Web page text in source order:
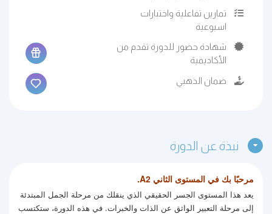
نبذة عن الدورة
مرحبًا بك في المستوى الثاني A2.
يعد هذا المستوى الجسر الحقيقي الذي ينقلك من مرحلة الجمل المبتدئة
إلى مرحلة التعبير الواثق عن الذات والخبرات. في هذه الدورة، ستكتسب
تمارين تفاعلية واختبارات
اسبوعية
شهادة حضور للدورة تقدم من
الأكاديمية
ضمان الذهبي